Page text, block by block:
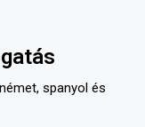
spanyol és